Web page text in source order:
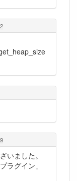
いました。
ラグイン」